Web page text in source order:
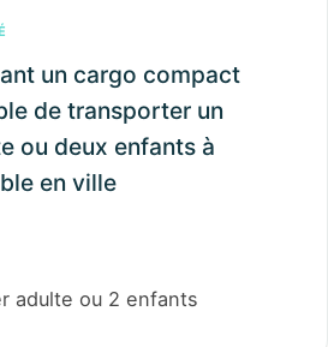
un cargo compact
de transporter un
ou deux enfants à
en ville
adulte ou 2 enfants